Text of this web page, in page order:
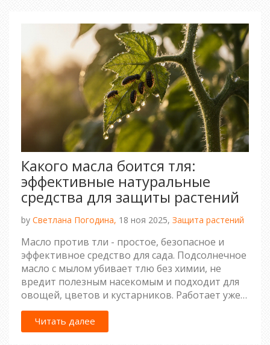
Какого масла боится тля:
эффективные натуральные
средства для защиты растений
by Светлана Погодина, 18 ноя 2025, Защита растений
Масло против тли - простое, безопасное и
эффективное средство для сада. Подсолнечное
масло с мылом убивает тлю без химии, не
вредит полезным насекомым и подходит для
овощей, цветов и кустарников. Работает уже
через 3 дня.
Читать далее